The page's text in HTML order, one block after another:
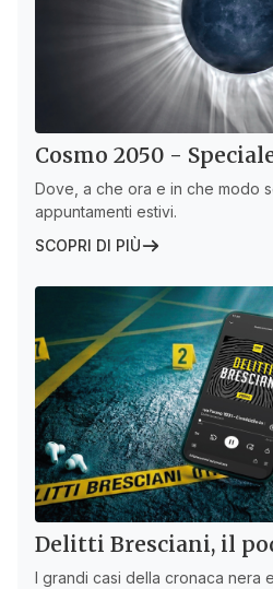
Cosmo 2050 -
Dove, a che ora e in che modo
appuntamenti estivi.
SCOPRI DI PIÙ
Delitti Bresciani, il
I grandi casi della cronaca nera